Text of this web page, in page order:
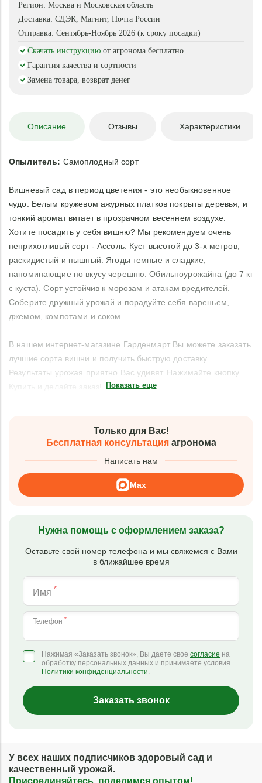
Регион: Москва и Московская область
Доставка: СДЭК, Магнит, Почта России
Отправка: Сентябрь-Ноябрь 2026 (к сроку посадки)
Скачать инструкцию от агронома бесплатно
Гарантия качества и сортности
Замена товара, возврат денег
Описание Отзывы Характеристики
Опылитель: Самоплодный сорт
Вишневый сад в период цветения - это необыкновенное
чудо. Белым кружевом ажурных платков покрыты деревья, и
тонкий аромат витает в прозрачном весеннем воздухе.
Хотите посадить у себя вишню? Мы рекомендуем очень
неприхотливый сорт - Ассоль. Куст высотой до 3-х метров,
раскидистый и пышный. Ягоды темные и сладкие,
напоминающие по вкусу черешню. Обильноурожайна (до 7 кг
с куста). Сорт устойчив к морозам и атакам вредителей.
Соберите дружный урожай и порадуйте себя вареньем,
джемом, компотами и соком.
В нашем интернет-магазине Гарденмарт Вы можете заказать
лучшие сорта вишни и получить быструю доставку.
Результаты урожая приятно Вас удивят. Нажимайте кнопку
Показать еще
Только для Вас!
Бесплатная консультацияагронома
Написать нам
Max
Нужна помощь с оформлением заказа?
Оставьте свой номер телефона и мы свяжемся с Вами
в ближайшее время
Имя *
Телефон *
Нажимая «Заказать звонок», Вы даете свое согласие на
обработку персональных данных и принимаете условия
Политики конфиденциальности.
Заказать звонок
У всех наших подписчиков здоровый сад и
качественный урожай.
Присоединяйтесь, поделимся опытом!